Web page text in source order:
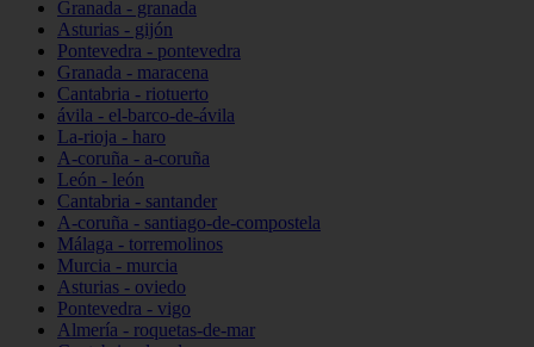
Granada - granada
Asturias - gijón
Pontevedra - pontevedra
Granada - maracena
Cantabria - riotuerto
ávila - el-barco-de-ávila
La-rioja - haro
A-coruña - a-coruña
León - león
Cantabria - santander
A-coruña - santiago-de-compostela
Málaga - torremolinos
Murcia - murcia
Asturias - oviedo
Pontevedra - vigo
Almería - roquetas-de-mar